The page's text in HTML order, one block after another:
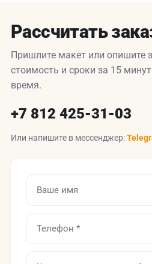
Рассчитать
Пришлите макет или опишите
стоимость и сроки за 15
время.
+7 812 425-31-03
Или напишите в мессенджер: